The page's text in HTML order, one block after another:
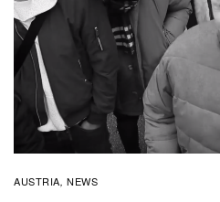
AUSTRIA, NEWS